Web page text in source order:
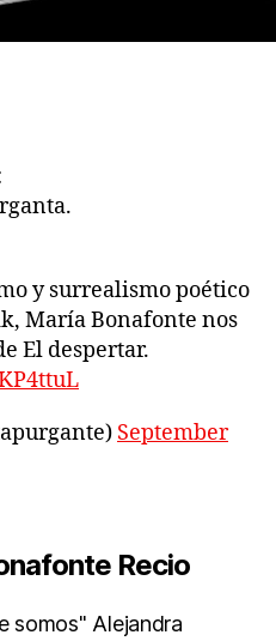
y surrealismo poético
María Bonafonte nos
El despertar.
September
Recio
somos" Alejandra